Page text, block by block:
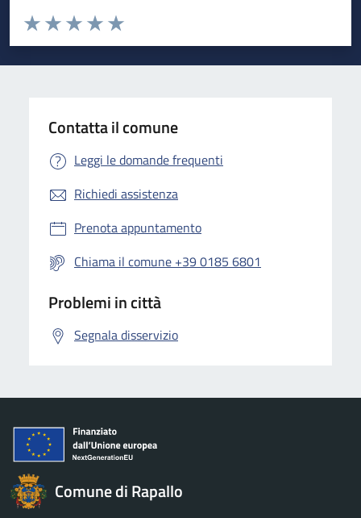
Valuta da 1 a 5 stelle la pagina
Valuta 5 stelle su 5
Valuta 4 stelle su 5
Valuta 3 stelle su 5
Valuta 2 stelle su 5
Valuta 1 stelle su 5
Contatta il comune
Leggi le domande frequenti
Richiedi assistenza
Prenota appuntamento
Chiama il comune +39 0185 6801
Problemi in città
Segnala disservizio
Comune di Rapallo